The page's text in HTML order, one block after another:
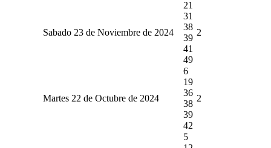
Sabado 23 de Noviembre de 2024
21
31
38
39
41
49
2
Martes 22 de Octubre de 2024
6
19
36
38
39
42
2
5